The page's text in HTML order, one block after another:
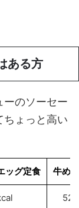
ある方
ーのソーセー
ちょっと高い
ッグ定食 牛め